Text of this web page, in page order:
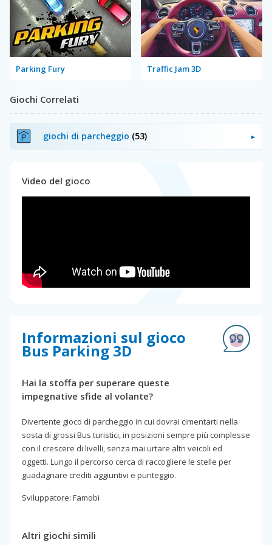
Parking Fury Traffic Jam 3D
Giochi Correlati
giochi di parcheggio (53)
Video del gioco
Informazioni sul gioco
Bus Parking 3D
Hai la stoffa per superare queste
impegnative sfide al volante?
Divertente gioco di parcheggio in cui dovrai cimentarti nella
sosta di grossi Bus turistici, in posizioni sempre più complesse
con il crescere di livelli, senza mai urtare altri veicoli ed
oggetti. Lungo il percorso cerca di raccogliere le stelle per
guadagnare crediti aggiuntivi e punteggio.
Sviluppatore: Famobi
Altri giochi simili